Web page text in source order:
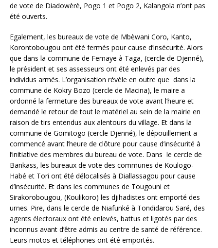
de vote de Diadowèrè, Pogo 1 et Pogo 2, Kalangola n’ont pas
été ouverts.
Egalement, les bureaux de vote de Mbèwani Coro, Kanto,
Korontobougou ont été fermés pour cause d’insécurité. Alors
que dans la commune de Femaye à Taga, (cercle de Djenné),
le président et ses assesseurs ont été enlevés par des
individus armés. L’organisation révèle en outre que dans la
commune de Kokry Bozo (cercle de Macina), le maire a
ordonné la fermeture des bureaux de vote avant l’heure et
demandé le retour de tout le matériel au sein de la mairie en
raison de tirs entendus aux alentours du village. Et dans la
commune de Gomitogo (cercle Djenné), le dépouillement a
commencé avant l’heure de clôture pour cause d’insécurité à
l’initiative des membres du bureau de vote. Dans le cercle de
Bankass, les bureaux de vote des communes de Koulogo-
Habé et Tori ont été délocalisés à Diallassagou pour cause
d’insécurité. Et dans les communes de Tougouni et
Sirakorobougou, (Koulikoro) les djihadistes ont emporté des
urnes. Pire, dans le cercle de Niafunké à Tondidarou Saré, des
agents électoraux ont été enlevés, battus et ligotés par des
inconnus avant d’être admis au centre de santé de référence.
Leurs motos et téléphones ont été emportés.